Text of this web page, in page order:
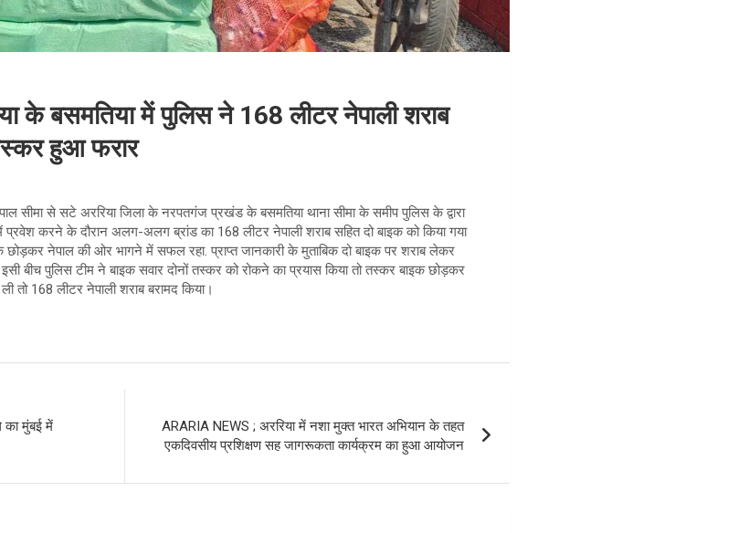
के बसमतिया में पुलिस ने 168 लीटर नेपाली शराब
हुआ फरार
सीमा से सटे अररिया जिला के नरपतगंज प्रखंड के बसमतिया थाना सीमा के समीप पुलिस के द्वारा
प्रवेश करने के दौरान अलग-अलग ब्रांड का 168 लीटर नेपाली शराब सहित दो बाइक को किया गया
छोड़कर नेपाल की ओर भागने में सफल रहा. प्राप्त जानकारी के मुताबिक दो बाइक पर शराब लेकर
बीच पुलिस टीम ने बाइक सवार दोनों तस्कर को रोकने का प्रयास किया तो तस्कर बाइक छोड़कर
तो 168 लीटर नेपाली शराब बरामद किया।
का मुंबई में
ARARIA NEWS ; अररिया में नशा मुक्त भारत अभियान के तहत
एकदिवसीय प्रशिक्षण सह जागरूकता कार्यक्रम का हुआ आयोजन